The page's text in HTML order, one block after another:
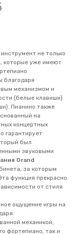
не только
которые уже имеют
благодаря
механизмом и
(белые клавиши)
Пианино также
на
концертных
гарантирует
был
звуковыми
Grand
за которым
функция прекрасно
от стиля
ощущение игры на
механикой,
фортепиано, так и